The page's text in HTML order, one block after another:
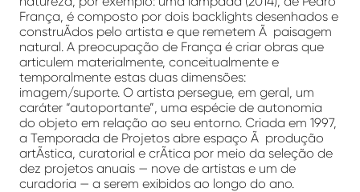
França, é composto por dois backlights desenhados e
construÃ­dos pelo artista e que remetem Ã paisagem
natural. A preocupação de França é criar obras que
articulem materialmente, conceitualmente e
temporalmente estas duas dimensões:
imagem/suporte. O artista persegue, em geral, um
caráter “autoportante”, uma espécie de autonomia
do objeto em relação ao seu entorno. Criada em 1997,
a Temporada de Projetos abre espaço Ã produção
artÃ­stica, curatorial e crÃ­tica por meio da seleção de
dez projetos anuais — nove de artistas e um de
curadoria — a serem exibidos ao longo do ano.